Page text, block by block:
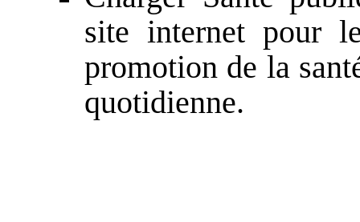
site internet pour
promotion de la
quotidienne.